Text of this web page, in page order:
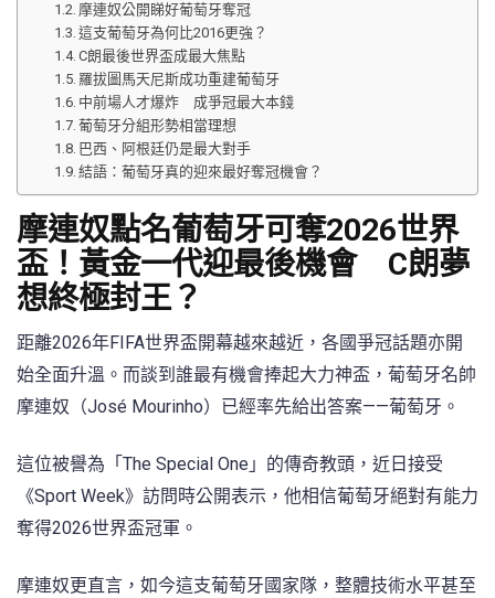
摩連奴公開睇好葡萄牙奪冠
這支葡萄牙為何比2016更強？
C朗最後世界盃成最大焦點
羅拔圖馬天尼斯成功重建葡萄牙
中前場人才爆炸 成爭冠最大本錢
葡萄牙分組形勢相當理想
巴西、阿根廷仍是最大對手
結語：葡萄牙真的迎來最好奪冠機會？
摩連奴點名葡萄牙可奪2026世界
盃！黃金一代迎最後機會 C朗夢
想終極封王？
距離2026年FIFA世界盃開幕越來越近，各國爭冠話題亦開
始全面升溫。而談到誰最有機會捧起大力神盃，葡萄牙名帥
摩連奴（José Mourinho）已經率先給出答案——葡萄牙。
這位被譽為「The Special One」的傳奇教頭，近日接受
《Sport Week》訪問時公開表示，他相信葡萄牙絕對有能力
奪得2026世界盃冠軍。
摩連奴更直言，如今這支葡萄牙國家隊，整體技術水平甚至